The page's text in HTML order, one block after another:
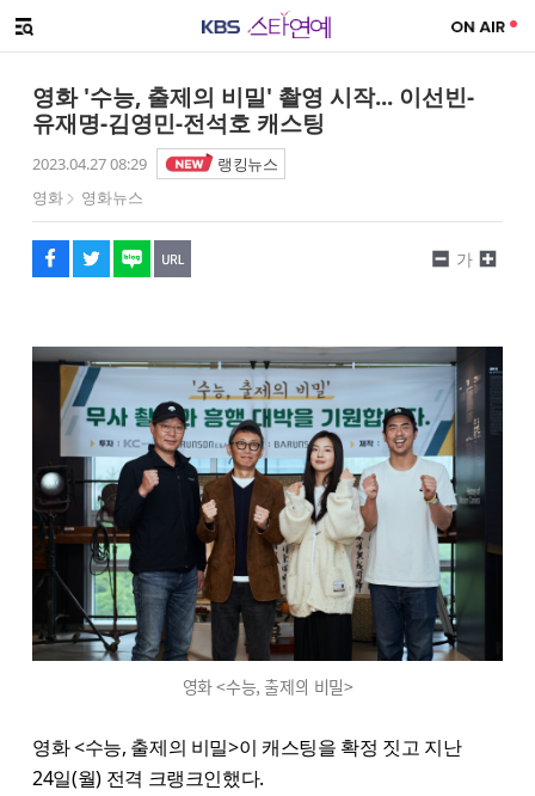
메뉴 열기
영화 '수능, 출제의 비밀' 촬영 시작... 이선빈-
유재명-김영민-전석호 캐스팅
2023.04.27 08:29
랭킹뉴스
영화
영화뉴스
페이스북
트위터
네이버
URL복사
글씨 작게보기
가
글씨 크게보기
영화 <수능, 출제의 비밀>
영화 <수능, 출제의 비밀>이 캐스팅을 확정 짓고 지난
24일(월) 전격 크랭크인했다.